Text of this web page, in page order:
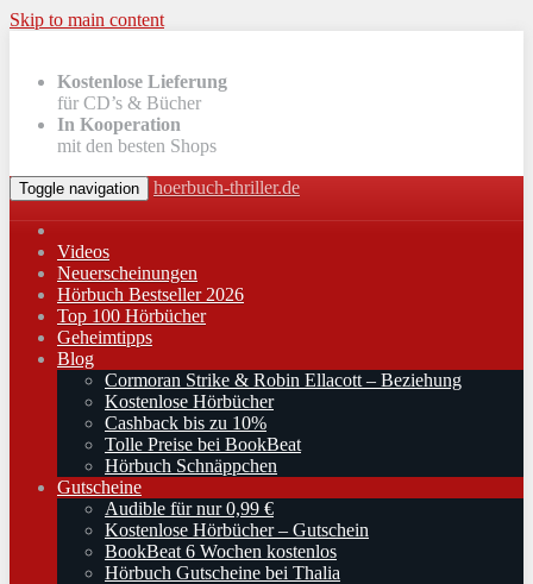
Skip to main content
Kostenlose Lieferung
für CD’s & Bücher
In Kooperation
mit den besten Shops
Toggle navigation hoerbuch-thriller.de
Videos
Neuerscheinungen
Hörbuch Bestseller 2026
Top 100 Hörbücher
Geheimtipps
Blog
Cormoran Strike & Robin Ellacott – Beziehung
Kostenlose Hörbücher
Cashback bis zu 10%
Tolle Preise bei BookBeat
Hörbuch Schnäppchen
Gutscheine
Audible für nur 0,99 €
Kostenlose Hörbücher – Gutschein
BookBeat 6 Wochen kostenlos
Hörbuch Gutscheine bei Thalia